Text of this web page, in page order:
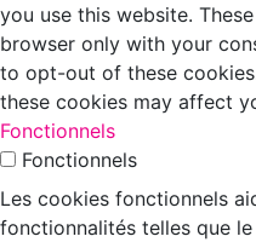
you use this website.
browser only with your
to opt-out of these
these cookies may affect
Fonctionnels
Fonctionnels
Les cookies fonctionnels
fonctionnalités telles que